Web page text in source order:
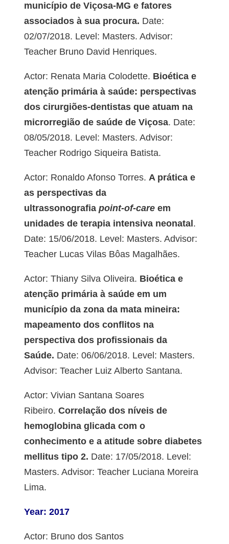
município de Viçosa-MG e fatores
associados à sua procura. Date:
02/07/2018. Level: Masters. Advisor:
Teacher Bruno David Henriques.
Actor: Renata Maria Colodette. Bioética e
atenção primária à saúde: perspectivas
dos cirurgiões-dentistas que atuam na
microrregião de saúde de Viçosa. Date:
08/05/2018. Level: Masters. Advisor:
Teacher Rodrigo Siqueira Batista.
Actor: Ronaldo Afonso Torres. A prática e
as perspectivas da
ultrassonografiapoint-of-careem
unidades de terapia intensiva neonatal .
Date: 15/06/2018. Level: Masters. Advisor:
Teacher Lucas Vilas Bôas Magalhães.
Actor: Thiany Silva Oliveira. Bioética e
atenção primária à saúde em um
município da zona da mata mineira:
mapeamento dos conflitos na
perspectiva dos profissionais da
Saúde. Date: 06/06/2018. Level: Masters.
Advisor: Teacher Luiz Alberto Santana.
Actor: Vivian Santana Soares
Ribeiro. Correlação dos níveis de
hemoglobina glicada com o
conhecimento e a atitude sobre diabetes
mellitus tipo 2. Date: 17/05/2018. Level:
Masters. Advisor: Teacher Luciana Moreira
Lima.
Year: 2017
Actor: Bruno dos Santos